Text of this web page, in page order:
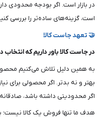
در بازار است. اگر بودجه محدودی
است، گزینه‌های ساده‌تر را بررسی
🤝 تعهد جاست کالا
در جاست کالا باور داریم که
به همین دلیل تلاش می‌کنیم
بهتر و نه بدتر. اگر محصولی برای
اگر محدودیتی داشته باشد،
هدف ما تنها فروش یک کالا نیست؛